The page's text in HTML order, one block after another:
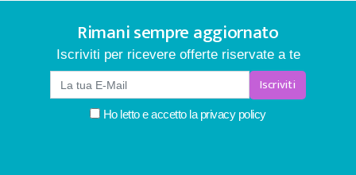
Rimani sempre aggiornato
Iscriviti per ricevere offerte riservate a te
Iscriviti
Ho letto e accetto la privacy policy